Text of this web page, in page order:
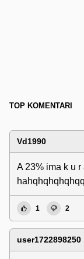
TOP KOMENTARI
Vd1990
A 23% ima k u
1 2
user1722898250